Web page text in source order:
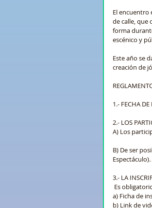
El encuentro
de calle, que
forma
escénico y
Este año se
creación de
1.- FECHA
2.- LOS
A) Los
B) De ser
3.- LA
Es
a) Ficha de
b) Link de